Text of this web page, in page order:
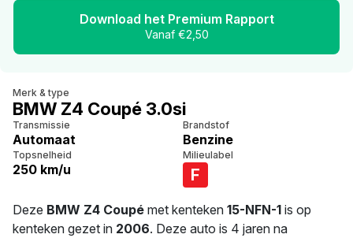
Download het Premium Rapport
Vanaf €2,50
Merk & type
BMW Z4 Coupé 3.0si
Transmissie
Automaat
Brandstof
Benzine
Topsnelheid
250 km/u
Milieulabel
F
Deze BMW Z4 Coupé met kenteken 15-NFN-1 is op
kenteken gezet in 2006. Deze auto is 4 jaren na